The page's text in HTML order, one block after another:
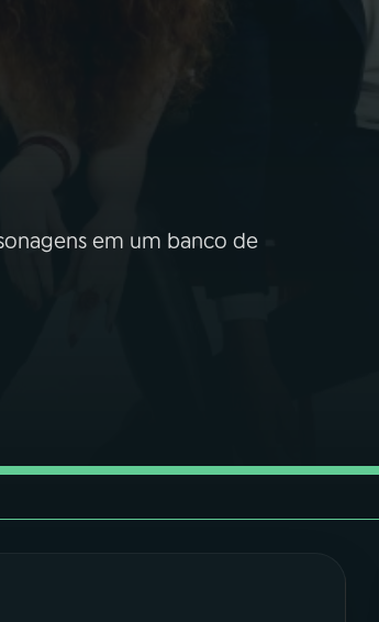
em um banco de